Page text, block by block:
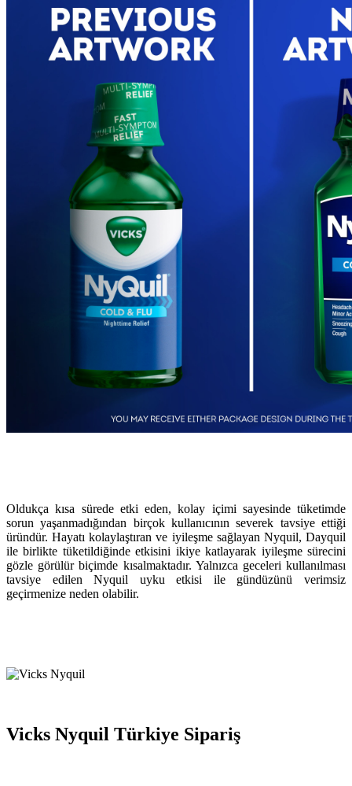
Oldukça kısa sürede etki eden, kolay içimi sayesinde tüketimde
sorun yaşanmadığından birçok kullanıcının severek tavsiye ettiği
üründür. Hayatı kolaylaştıran ve iyileşme sağlayan Nyquil, Dayquil
ile birlikte tüketildiğinde etkisini ikiye katlayarak iyileşme sürecini
gözle görülür biçimde kısalmaktadır. Yalnızca geceleri kullanılması
tavsiye edilen Nyquil uyku etkisi ile gündüzünü verimsiz
geçirmenize neden olabilir.
Vicks Nyquil Türkiye Sipariş